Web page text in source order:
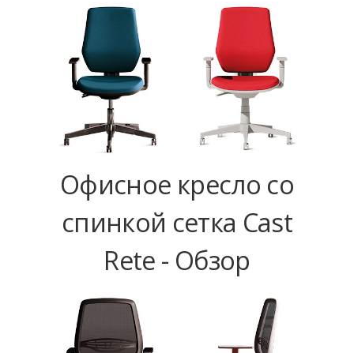
Офисное кресло со
спинкой сетка Cast
Rete - Обзор